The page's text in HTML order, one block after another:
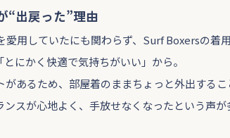
“出戻った”理由
用していたにも関わらず、Surf Boxersの着
にかく快適で気持ちがいい」から。
あるため、部屋着のままちょっと外出するこ
スが心地よく、手放せなくなったという声が